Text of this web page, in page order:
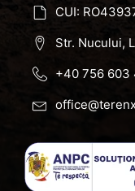
CUI:
Str. Nucului,
+40 756 603